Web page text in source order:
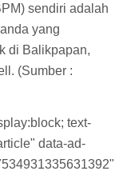
sendiri adalah
yang
di Balikpapan,
(Sumber :
text-
data-ad-